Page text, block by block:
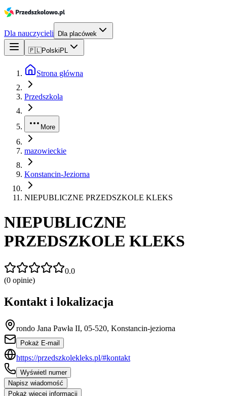
Dla nauczycieli Dla placówek
🇵🇱Polski PL
Strona główna
Przedszkola
More
mazowieckie
Konstancin-Jeziorna
NIEPUBLICZNE PRZEDSZKOLE KLEKS
NIEPUBLICZNE
PRZEDSZKOLE KLEKS
0.0
(0 opinie)
Kontakt i lokalizacja
rondo Jana Pawła II, 05-520, Konstancin-jeziorna
Pokaż E-mail
https://przedszkolekleks.pl/#kontakt
Wyświetl numer
Napisz wiadomość
Pokaż więcej informacji